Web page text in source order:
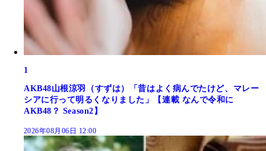
1
AKB48山根涼羽（すずは）「昔はよく病んでたけど、マレー
シアに行って明るくなりました」【連載 なんで令和に
AKB48？ Season2】
2026年08月06日 12:00